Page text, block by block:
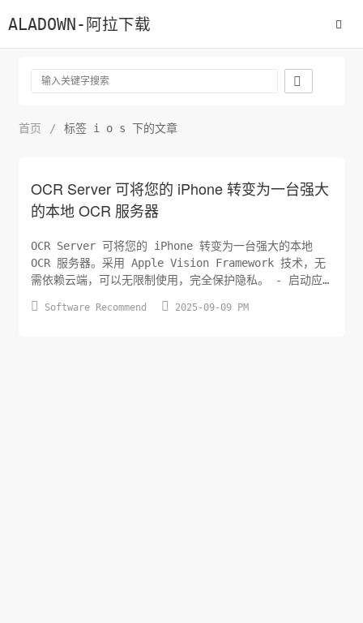
ALADOWN-阿拉下载

首页 / 标签 i o s 下的文章
OCR Server 可将您的 iPhone 转变为一台强大
的本地 OCR 服务器
OCR Server 可将您的 iPhone 转变为一台强大的本地
OCR 服务器。采用 Apple Vision Framework 技术，无
需依赖云端，可以无限制使用，完全保护隐私。 - 启动应
- 通过 API 将服务集成到您的应用中 ```csharp
 Software Recommend  2025-09-09 PM